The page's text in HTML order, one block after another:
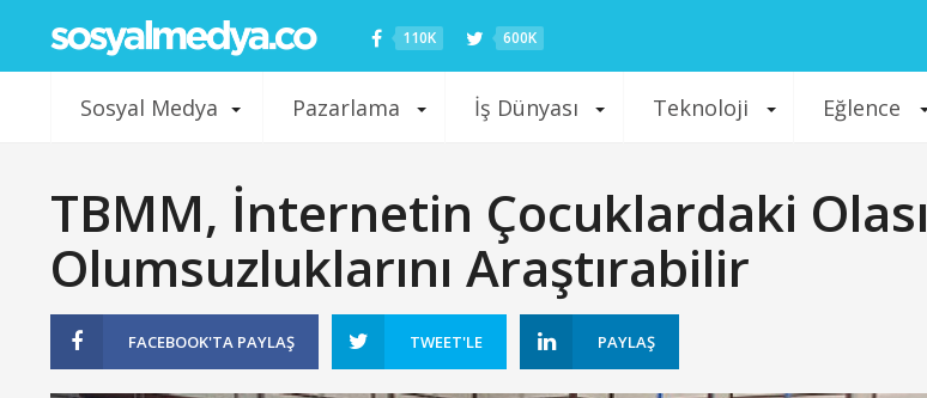
110K 600K
Sosyal Medya Pazarlama İş Dünyası Teknoloji Eğlence
TBMM, İnternetin Çocuklardaki Olası
Olumsuzluklarını Araştırabilir
FACEBOOK'TA PAYLAŞ TWEET'LE PAYLAŞ